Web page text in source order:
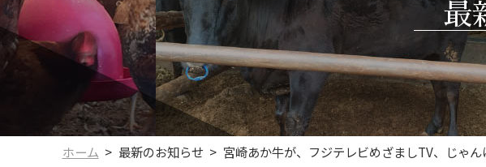
最
ホーム 最新のお知らせ 宮崎あか牛が、フジテレビめざましTV、じゃ